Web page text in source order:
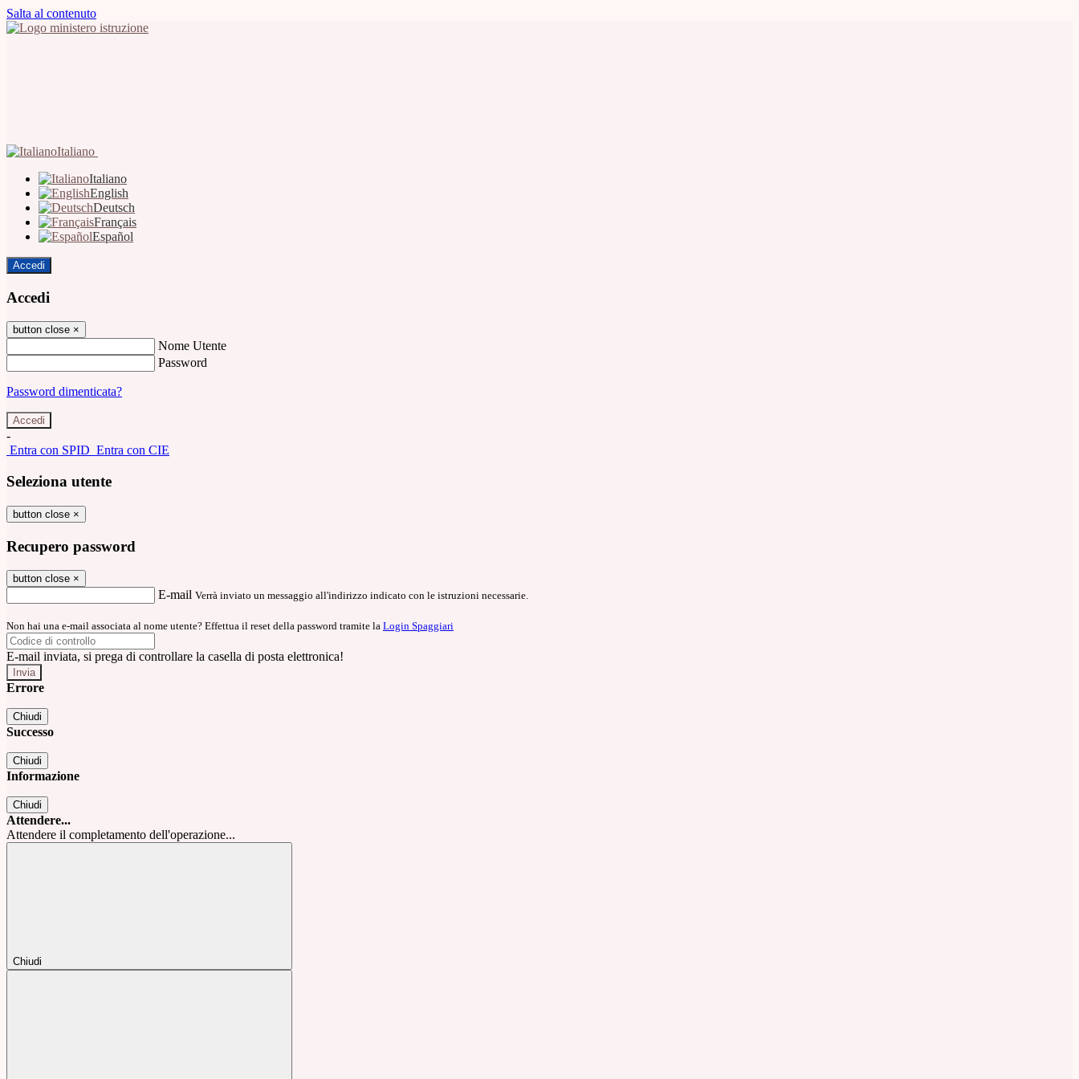
Salta al contenuto
Italiano
Italiano
English
Deutsch
Français
Español
Accedi
Accedi
button close ×
Nome Utente
Password
Password dimenticata?
-
Entra con SPID Entra con CIE
Seleziona utente
button close ×
Recupero password
button close ×
E-mail Verrà inviato un messaggio all'indirizzo indicato con le istruzioni necessarie.
Non hai una e-mail associata al nome utente? Effettua il reset della password tramite la Login Spaggiari
E-mail inviata, si prega di controllare la casella di posta elettronica!
Errore
Chiudi
Successo
Chiudi
Informazione
Chiudi
Attendere...
Attendere il completamento dell'operazione...
Chiudi